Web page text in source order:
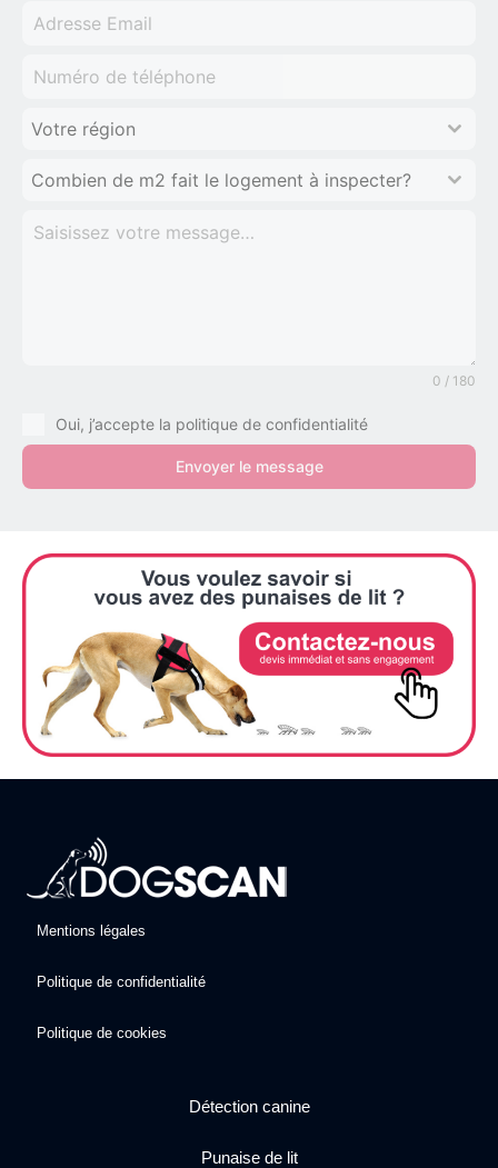
Votre région
Combien de m2 fait le logement à inspecter?
0 / 180
Oui, j’accepte la politique de confidentialité
Envoyer le message
Mentions légales
Politique de confidentialité
Politique de cookies
Détection canine
Punaise de lit